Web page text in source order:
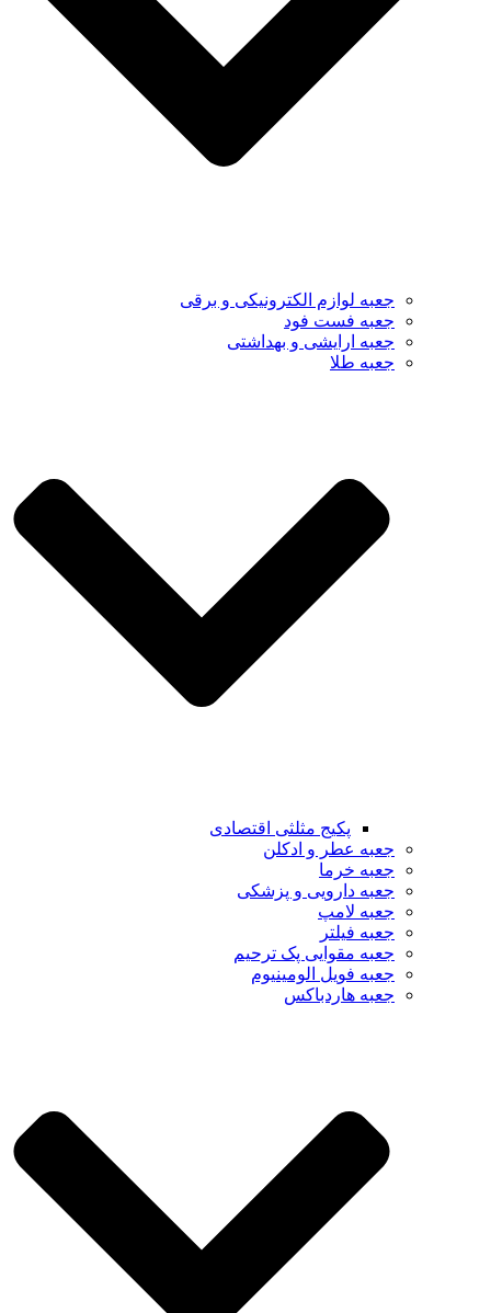
جعبه لوازم الکترونیکی و برقی
جعبه فست فود
جعبه ارایشی و بهداشتی
جعبه طلا
پکیج مثلثی اقتصادی
جعبه عطر و ادکلن
جعبه خرما
جعبه دارویی و پزشکی
جعبه لامپ
جعبه فیلتر
جعبه مقوایی پک ترحیم
جعبه فویل الومینیوم
جعبه هاردباکس